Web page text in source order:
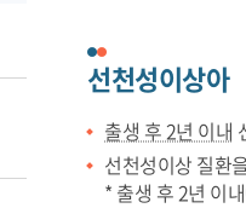
선천성이상아
출생 후 2년 이내
선천성이상 질환
* 출생 후 2년 이